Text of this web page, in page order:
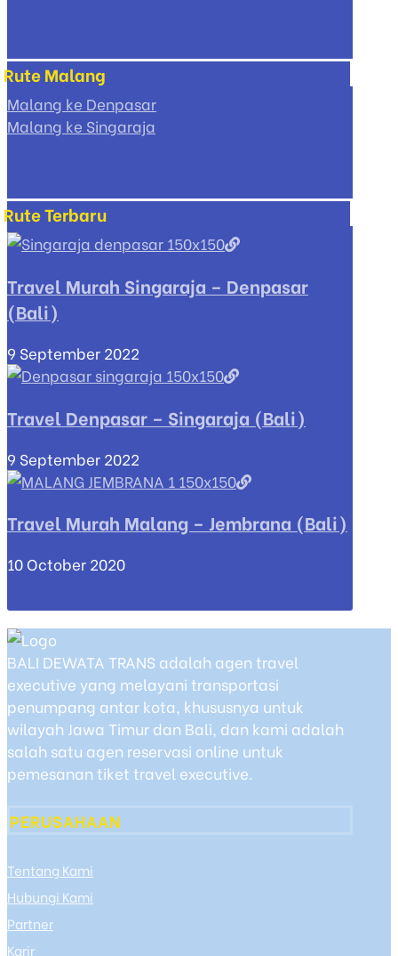
Rute Malang
Malang ke Denpasar
Malang ke Singaraja
Rute Terbaru
Travel Murah Singaraja – Denpasar
(Bali)
9 September 2022
Travel Denpasar – Singaraja (Bali)
9 September 2022
Travel Murah Malang – Jembrana (Bali)
10 October 2020
BALI DEWATA TRANS adalah agen travel
executive yang melayani transportasi
penumpang antar kota, khususnya untuk
wilayah Jawa Timur dan Bali, dan kami adalah
salah satu agen reservasi online untuk
pemesanan tiket travel executive.
PERUSAHAAN
Tentang Kami
Hubungi Kami
Partner
Karir